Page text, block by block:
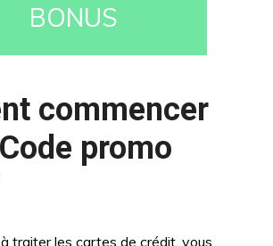
BONUS
commencer
promo
traiter les cartes de crédit, vous